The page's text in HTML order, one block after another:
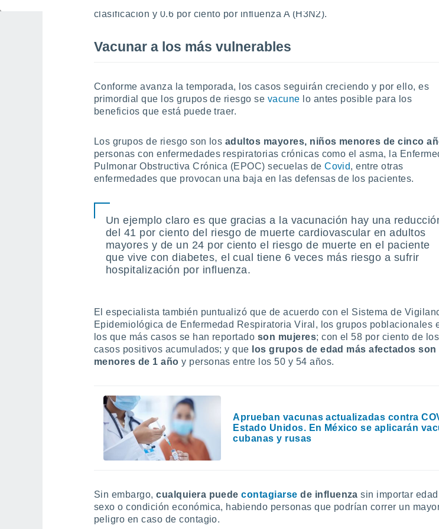
clasificación y 0.6 por ciento por influenza A (H3N2).
Vacunar a los más vulnerables
Conforme avanza la temporada, los casos seguirán creciendo y por ello, es
primordial que los grupos de riesgo se vacune lo antes posible para los
beneficios que está puede traer.
Los grupos de riesgo son los adultos mayores, niños menores de cinco
personas con enfermedades respiratorias crónicas como el asma, la
Pulmonar Obstructiva Crónica (EPOC) secuelas deCovid, entre otras
enfermedades que provocan una baja en las defensas de los pacientes.
Un ejemplo claro es que gracias a la vacunación hay una
del 41 por ciento del riesgo de muerte cardiovascular en adultos
mayores y de un 24 por ciento el riesgo de muerte en el paciente
que vive con diabetes, el cual tiene 6 veces más riesgo a sufrir
hospitalización por influenza.
El especialista también puntualizó que de acuerdo con el Sistema de
Epidemiológica de Enfermedad Respiratoria Viral, los grupos poblacionales
los que más casos se han reportado son mujeres; con el 58 por ciento de los
casos positivos acumulados; y que los grupos de edad más afectados son
menores de 1 añoy personas entre los 50 y 54 años.
Aprueban vacunas actualizadas contra
Estado Unidos. En México se aplicarán
cubanas y rusas
Sin embargo,cualquiera puedecontagiarsede influenzasin importar
sexo o condición económica, habiendo personas que podrían correr un
peligro en caso de contagio.